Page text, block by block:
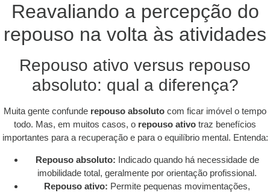
Reavaliando a percepção do
repouso na volta às atividades
Repouso ativo versus repouso
absoluto: qual a diferença?
Muita gente confunde repouso absoluto com ficar imóvel o tempo
todo. Mas, em muitos casos, o repouso ativo traz benefícios
importantes para a recuperação e para o equilíbrio mental. Entenda:
Repouso absoluto: Indicado quando há necessidade de
imobilidade total, geralmente por orientação profissional.
Repouso ativo: Permite pequenas movimentações,